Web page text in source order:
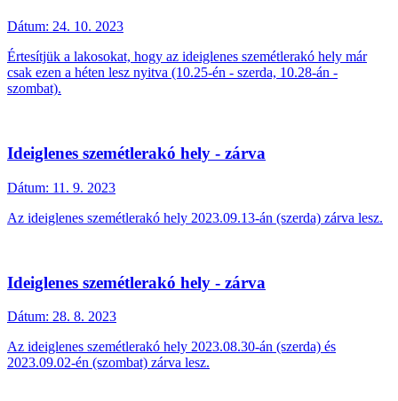
Dátum: 24. 10. 2023
Értesítjük a lakosokat, hogy az ideiglenes szemétlerakó hely már
csak ezen a héten lesz nyitva (10.25-én - szerda, 10.28-án -
szombat).
Ideiglenes szemétlerakó hely - zárva
Dátum: 11. 9. 2023
Az ideiglenes szemétlerakó hely 2023.09.13-án (szerda) zárva lesz.
Ideiglenes szemétlerakó hely - zárva
Dátum: 28. 8. 2023
Az ideiglenes szemétlerakó hely 2023.08.30-án (szerda) és
2023.09.02-én (szombat) zárva lesz.